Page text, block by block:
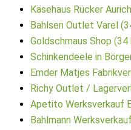
Käsehaus Rücker
Bahlsen Outlet Varel
Goldschmaus Shop (34
Schinkendeele in
Emder Matjes
Richy Outlet /
Apetito Werksverkauf
Bahlmann